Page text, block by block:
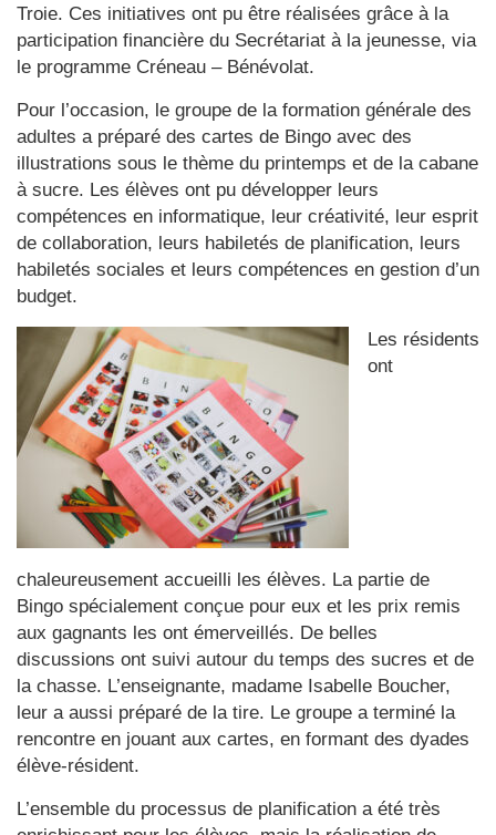
Troie. Ces initiatives ont pu être réalisées grâce à la
participation financière du Secrétariat à la jeunesse, via
le programme Créneau – Bénévolat.
Pour l’occasion, le groupe de la formation générale des
adultes a préparé des cartes de Bingo avec des
illustrations sous le thème du printemps et de la cabane
à sucre. Les élèves ont pu développer leurs
compétences en informatique, leur créativité, leur esprit
de collaboration, leurs habiletés de planification, leurs
habiletés sociales et leurs compétences en gestion d’un
budget.
Les résidents
ont
chaleureusement accueilli les élèves. La partie de
Bingo spécialement conçue pour eux et les prix remis
aux gagnants les ont émerveillés. De belles
discussions ont suivi autour du temps des sucres et de
la chasse. L’enseignante, madame Isabelle Boucher,
leur a aussi préparé de la tire. Le groupe a terminé la
rencontre en jouant aux cartes, en formant des dyades
élève-résident.
L’ensemble du processus de planification a été très